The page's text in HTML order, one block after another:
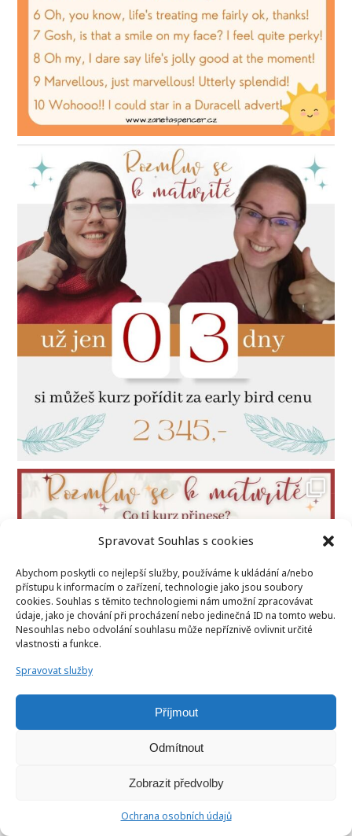
Spravovat Souhlas s cookies
Abychom poskytli co nejlepší služby, používáme k ukládání a/nebo
přístupu k informacím o zařízení, technologie jako jsou soubory
cookies. Souhlas s těmito technologiemi nám umožní zpracovávat
údaje, jako je chování při procházení nebo jedinečná ID na tomto webu.
Nesouhlas nebo odvolání souhlasu může nepříznivě ovlivnit určité
vlastnosti a funkce.
Spravovat služby
Příjmout
Odmítnout
Zobrazit předvolby
Ochrana osobních údajů